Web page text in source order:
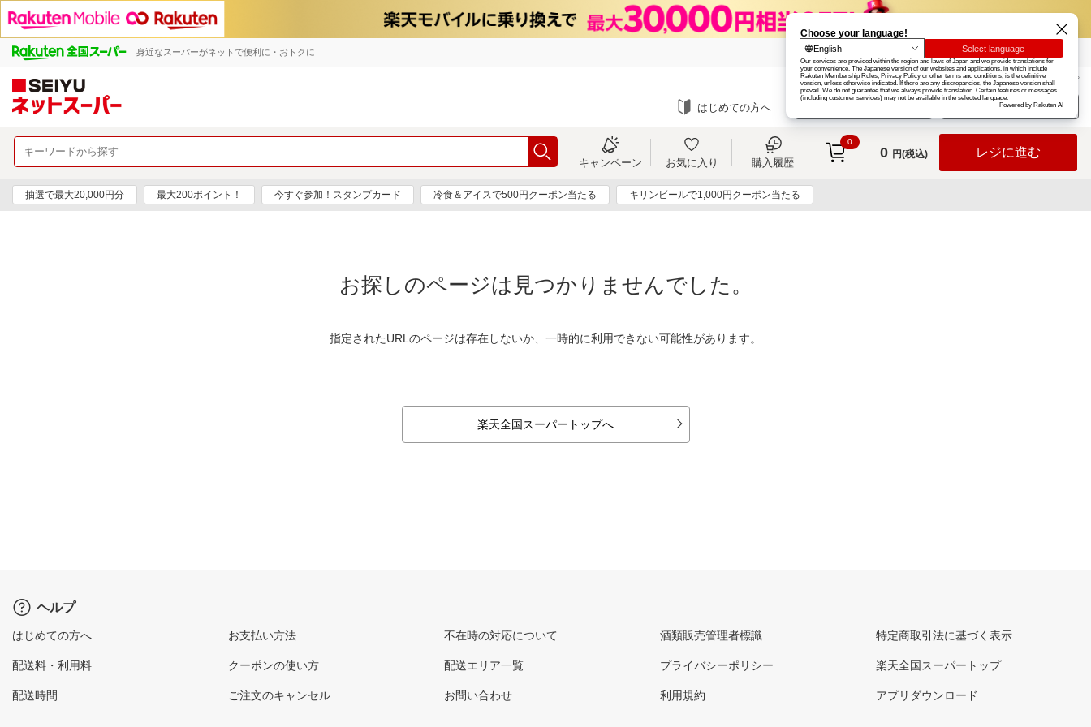
身近なスーパーがネットで便利に・おトクに 楽天グループ カード
お知らせ ヘルプ
はじめての方へ ログイン
キャンペーン お気に入り 購入履歴
0
0 円(税込) レジに進む
抽選で最大20,000円分 最大200ポイント！ 今すぐ参加！スタンプカード 冷食＆アイスで500円クーポン当たる キリンビールで1,000円クーポン当たる
お探しのページは見つかりませんでした。
指定されたURLのページは存在しないか、一時的に利用できない可能性があります。
楽天全国スーパートップへ
ヘルプ
はじめての方へ
配送料・利用料
配送時間
お支払い方法
クーポンの使い方
ご注文のキャンセル
不在時の対応について
配送エリア一覧
お問い合わせ
酒類販売管理者標識
プライバシーポリシー
利用規約
特定商取引法に基づく表示
楽天全国スーパートップ
アプリダウンロード